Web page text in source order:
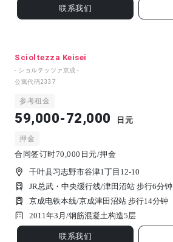
联系我们
Scioltezza Keisei
- ショルテッツァ京成 -
公寓代码2337
参考租金
59,000-72,000 日元
押金
合同签订时70,000日元/押金
千叶县习志野市谷津1丁目12-10
JR总武・中央缓行线/津田沼站 步行6分钟
京成电铁本线/京成津田沼站 步行14分钟
2011年3月/钢筋混凝土构造5 层
联系我们